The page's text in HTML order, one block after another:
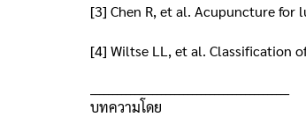
[3] Chen R, et al. Acupuncture for
[4] Wiltse LL, et al. Classification
บทความโดย